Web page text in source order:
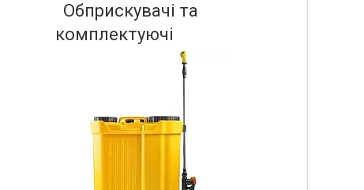
Обприскувачі та
комплектуючі